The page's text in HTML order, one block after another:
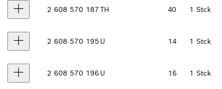
2 608 570 187TH 40 1 Stck
2 608 570 195 U 14 1 Stck
2 608 570 196 U 16 1 Stck